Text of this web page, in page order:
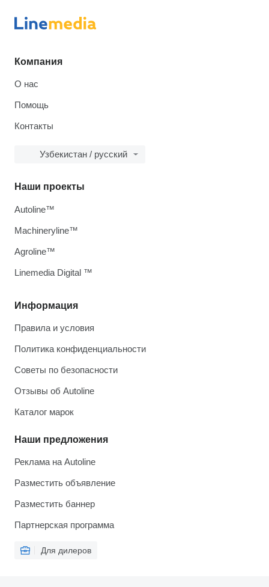
Компания
О нас
Помощь
Контакты
Узбекистан / русский
Информация
Правила и условия
Политика конфиденциальности
Советы по безопасности
Отзывы об Autoline
Каталог марок
Наши предложения
Реклама на Autoline
Разместить объявление
Разместить баннер
Партнерская программа
Для дилеров
Наши проекты
Autoline™
Machineryline™
Agroline™
Linemedia Digital ™